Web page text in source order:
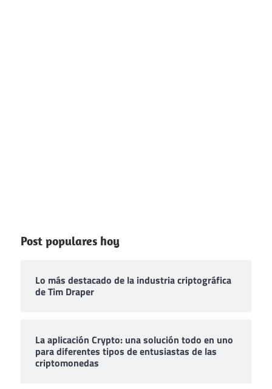
Post populares hoy
Lo más destacado de la industria criptográfica
de Tim Draper
La aplicación Crypto: una solución todo en uno
para diferentes tipos de entusiastas de las
criptomonedas